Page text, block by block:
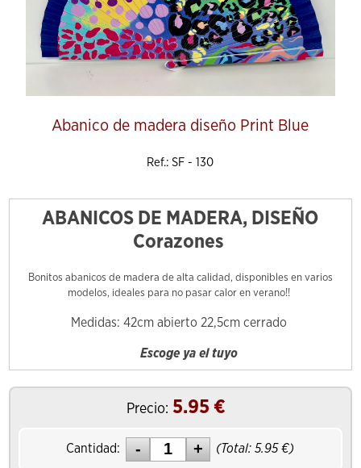
Abanico de madera diseño Print Blue
Ref.: SF - 130
ABANICOS DE MADERA, DISEÑO
Corazones
Bonitos abanicos de madera de alta calidad, disponibles en varios
modelos, ideales para no pasar calor en verano!!
Medidas: 42cm abierto 22,5cm cerrado
Escoge ya el tuyo
Precio: 5.95 €
Cantidad: (Total:5.95 €)